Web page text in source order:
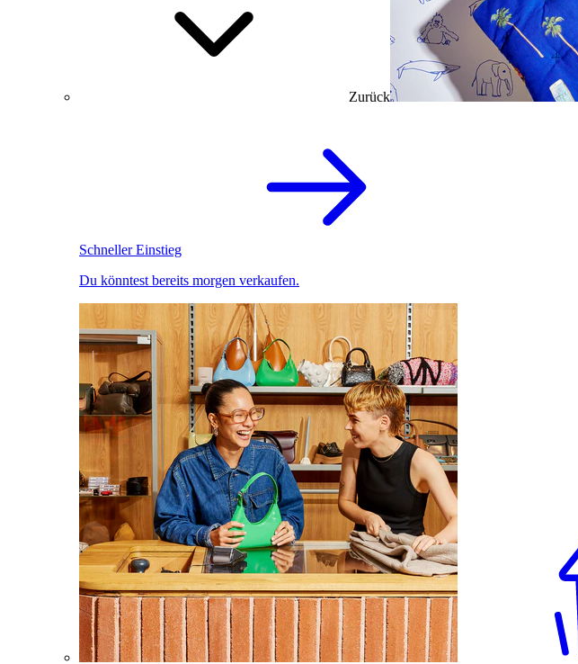
Zurück
Schneller Einstieg
Du könntest bereits morgen verkaufen.